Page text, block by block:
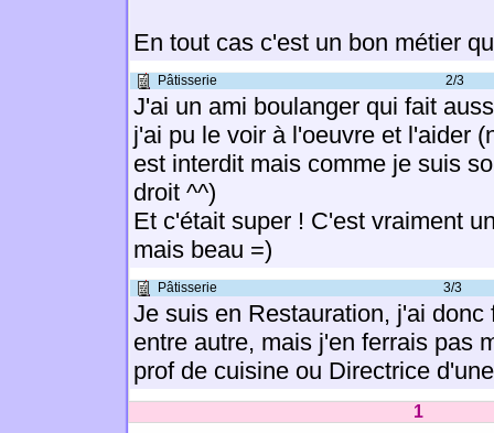
En tout cas c'est un bon métier
Pâtisserie 2/3
J'ai un ami boulanger qui fait
j'ai pu le voir à l'oeuvre et l'aider
est interdit mais comme je suis
droit ^^)
Et c'était super ! C'est vraiment
mais beau =)
Pâtisserie 3/3
Je suis en Restauration, j'ai donc
entre autre, mais j'en ferrais pas
prof de cuisine ou Directrice
1